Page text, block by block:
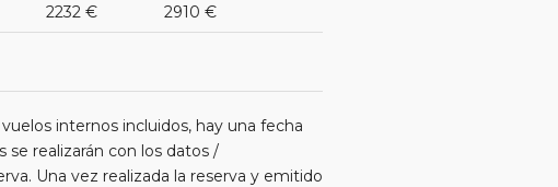
2232 € 2910 €
internos incluidos, hay una fecha
se realizarán con los datos /
Una vez realizada la reserva y emitido